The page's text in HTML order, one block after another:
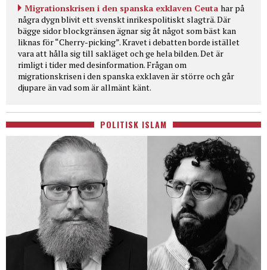
Migrationskrisen i den spanska exklaven Ceuta har på
några dygn blivit ett svenskt inrikespolitiskt slagträ. Där
bägge sidor blockgränsen ägnar sig åt något som bäst kan
liknas för “Cherry-picking”. Kravet i debatten borde istället
vara att hålla sig till sakläget och ge hela bilden. Det är
rimligt i tider med desinformation. Frågan om
migrationskrisen i den spanska exklaven är större och går
djupare än vad som är allmänt känt.
POLITISK ISLAM